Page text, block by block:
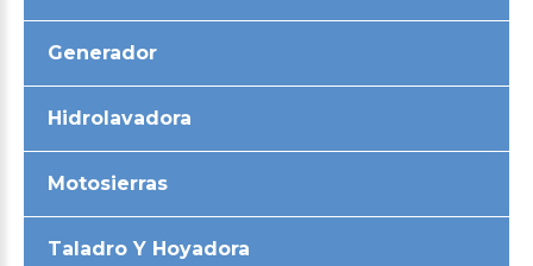
Generador
Hidrolavadora
Motosierras
Taladro Y Hoyadora